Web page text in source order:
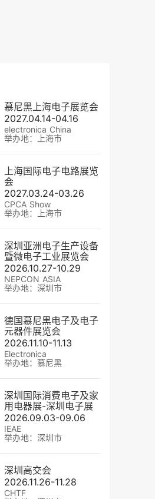
慕尼黑上海电子展览会
2027.04.14-04.16
electronica China
举办地：上海市
上海国际电子电路展览
会
2027.03.24-03.26
CPCA Show
举办地：上海市
深圳亚洲电子生产设备
暨微电子工业展览会
2026.10.27-10.29
NEPCON ASIA
举办地：深圳市
德国慕尼黑电子及电子
元器件展览会
2026.11.10-11.13
Electronica
举办地：慕尼黑
深圳国际消费电子及家
用电器展-深圳电子展
2026.09.03-09.06
IEAE
举办地：深圳市
深圳高交会
2026.11.26-11.28
CHTF